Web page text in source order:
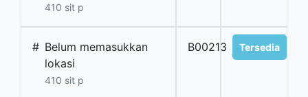
410 sit p
# Belum memasukkan
lokasi
410 sit p
B00213 Tersedia